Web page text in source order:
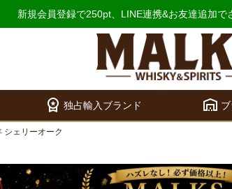
新規会員登録で250pt、 LINE連携&お友達追加で
workspace_premium 独占輸入ブランド warehouse
シェリーオーク